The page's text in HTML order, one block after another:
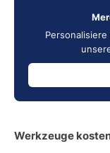
Werkzeuge